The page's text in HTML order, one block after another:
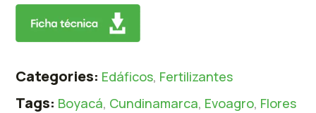
Categories: Edáficos, Fertilizantes
Tags: Boyacá, Cundinamarca, Evoagro, Flores